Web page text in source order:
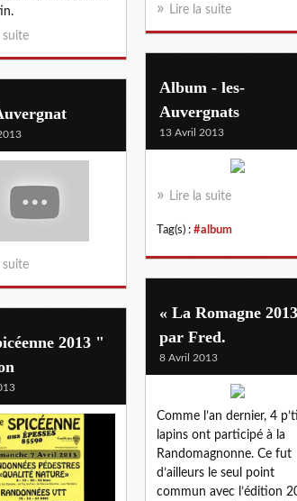
Lire la suite
suite
Album - les-
Auvergnats
13 Avril 2013
Lire la suite
Tag(s) : #album
suite
« La Romagne
par Fred.
8 Avril 2013
Comme l’an dernier, 4
lapins ont participé à la
Randomagnonne. Ce fut
d’ailleurs le seul point
commun avec l’édition
2013 "